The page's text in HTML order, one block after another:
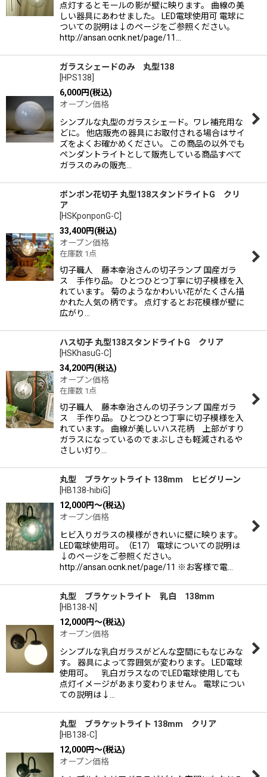
点灯するとモールの影が壁に映ります。 曲線の美
しい器具にあわせました。 LED電球使用可 電球に
ついての説明は↓のページをご参照ください。
http://ansan.ocnk.net/page/11…
ガラスシェードのみ 丸型138
[HPS138
6,000円(税込)
オープン価格
シンプルな丸型のガラスシェード。ワレ補充用な
どに。 他店販売の器具にお取付される場合はサイ
ズをよくお確かめください。 この商品の以外でも
ペンダントライトとして販売している商品すべて
ガラスのみの販売…
ポンポン花切子 丸型138スタンドライトG クリ
ア
[HSKponponG-C
33,400円(税込)
オープン価格
在庫数 1点
切子職人 藤本幸治さんの切子ランプ 国産ガラ
ス 手作り品。 ひとつひとつ丁寧に切子模様を入
れています。 菊のようなかわいい花がたくさん描
かれた人気の柄です。 点灯するとお花模様が壁に
広がり…
ハス切子 丸型138スタンドライトG クリア
[HSKhasuG-C
34,200円(税込)
オープン価格
在庫数 1点
切子職人 藤本幸治さんの切子ランプ 国産ガラ
ス 手作り品。 ひとつひとつ丁寧に切子模様を入
れています。 曲線が美しいハス花柄 上部がすり
ガラスになっているのでまぶしさも軽減されるや
さしい灯り…
丸型 ブラケットライト 138mm ヒビグリーン
[HB138-hibiG
12,000円～(税込)
オープン価格
ヒビ入りガラスの模様がきれいに壁に映ります。
LED電球使用可。（E17） 電球についての説明は
↓のページをご参照ください。
http://ansan.ocnk.net/page/11 ※お客様で電…
丸型 ブラケットライト 乳白 138mm
[HB138-N
12,000円～(税込)
オープン価格
シンプルな乳白ガラスがどんな空間にもなじみな
す。 器具によって雰囲気が変わります。 LED電球
使用可。 乳白ガラスなのでLED電球使用しても
点灯イメージがあまり変わりません。 電球につい
ての説明は↓…
丸型 ブラケットライト 138mm クリア
[HB138-C
12,000円～(税込)
オープン価格